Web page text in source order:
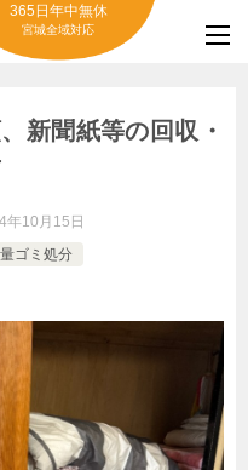
365日年中無休
宮城全域対応
新聞紙等の回収・
年10月15日
ゴミ処分